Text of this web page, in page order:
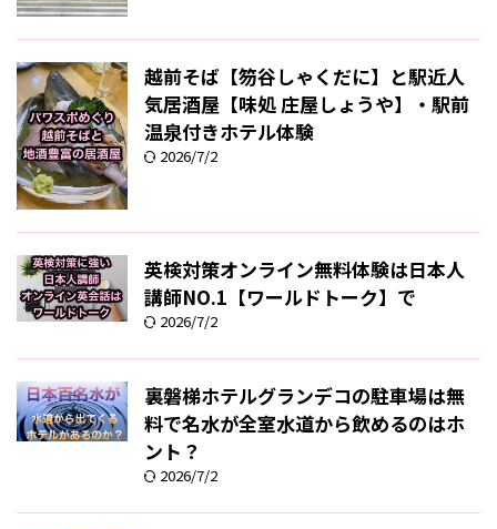
越前そば【笏谷しゃくだに】と駅近人
気居酒屋【味処 庄屋しょうや】・駅前
温泉付きホテル体験
2026/7/2
英検対策オンライン無料体験は日本人
講師NO.1【ワールドトーク】で
2026/7/2
裏磐梯ホテルグランデコの駐車場は無
料で名水が全室水道から飲めるのはホ
ント？
2026/7/2